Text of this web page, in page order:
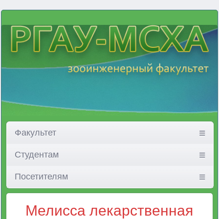
Факультет
Студентам
Посетителям
Мелисса лекарственная